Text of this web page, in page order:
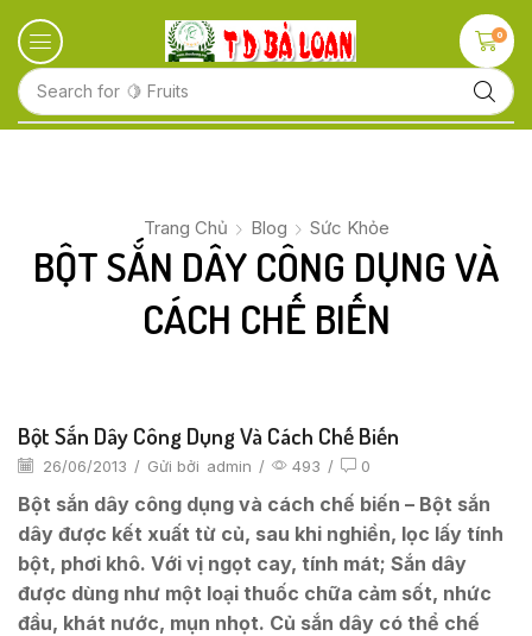
Search for 🍋 Fruits
0
Trang Chủ Blog Sức Khỏe
BỘT SẮN DÂY CÔNG DỤNG VÀ
CÁCH CHẾ BIẾN
Bột Sắn Dây Công Dụng Và Cách Chế Biến
26/06/2013 / Gửi bởi admin / 493 / 0
Bột sắn dây công dụng và cách chế biến – Bột sắn
dây được kết xuất từ củ, sau khi nghiền, lọc lấy tính
bột, phơi khô. Với vị ngọt cay, tính mát; Sắn dây
được dùng như một loại thuốc chữa cảm sốt, nhức
đầu, khát nước, mụn nhọt. Củ sắn dây có thể chế